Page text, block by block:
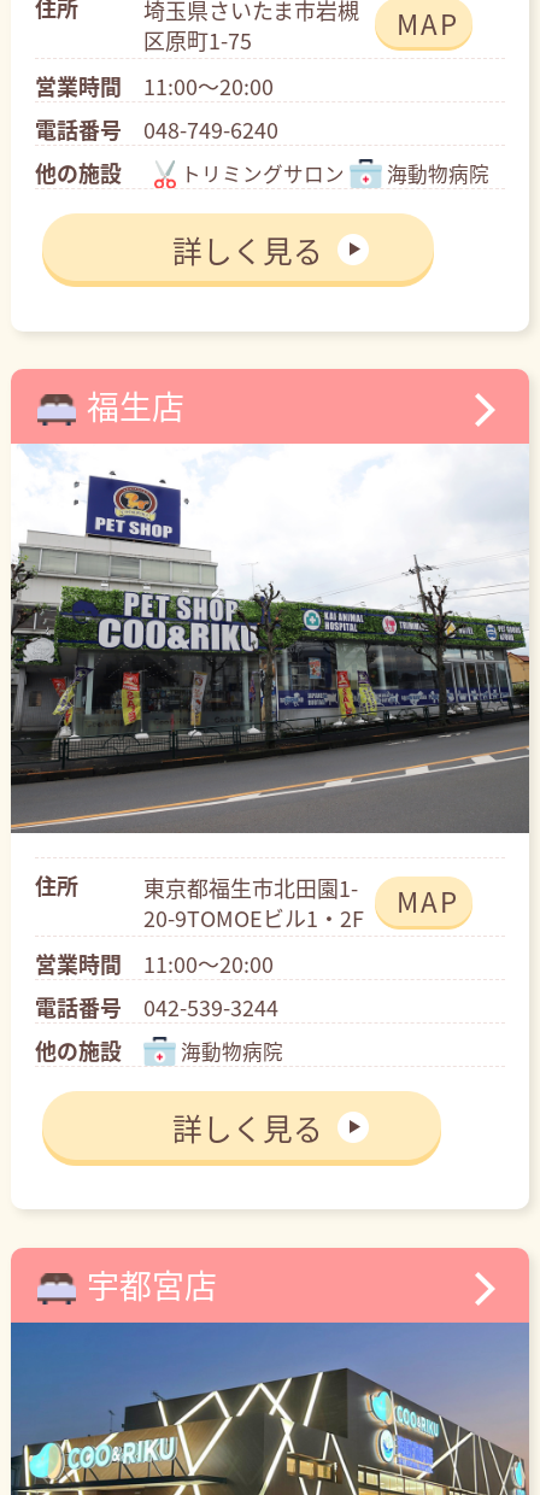
住所
埼玉県さいたま市岩槻
区原町1-75
MAP
営業時間
11:00～20:00
電話番号
048-749-6240
他の施設
トリミングサロン 海動物病院
詳しく見る
福生店
住所
東京都福生市北田園1-
20-9TOMOEビル1・2F
MAP
営業時間
11:00～20:00
電話番号
042-539-3244
他の施設
海動物病院
詳しく見る
宇都宮店